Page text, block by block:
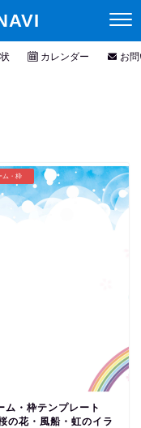
カレンダー お
ム・枠
ム・枠テンプレート
の花・風船・虹のイラ